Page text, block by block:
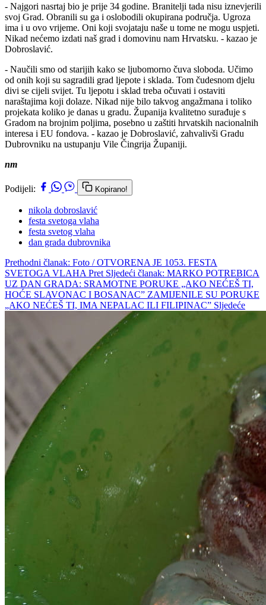
- Najgori nasrtaj bio je prije 34 godine. Branitelji tada nisu iznevjerili
svoj Grad. Obranili su ga i oslobodili okupirana područja. Ugroza
ima i u ovo vrijeme. Oni koji svojataju naše u tome ne mogu uspjeti.
Nikad nećemo izdati naš grad i domovinu nam Hrvatsku. - kazao je
Dobroslavić.
- Naučili smo od starijih kako se ljubomorno čuva sloboda. Učimo
od onih koji su sagradili grad ljepote i sklada. Tom čudesnom djelu
divi se cijeli svijet. Tu ljepotu i sklad treba očuvati i ostaviti
naraštajima koji dolaze. Nikad nije bilo takvog angažmana i toliko
projekata koliko je danas u gradu. Županija kvalitetno surađuje s
Gradom na brojnim poljima, posebno u zaštiti hrvatskih nacionalnih
interesa i EU fondova. - kazao je Dobroslavić, zahvalivši Gradu
Dubrovniku na ustupanju Vile Čingrija Županiji.
nm
Podijeli: Kopirano!
nikola dobroslavić
festa svetoga vlaha
festa svetog vlaha
dan grada dubrovnika
Prethodni članak: Foto / OTVORENA JE 1053. FESTA
SVETOGA VLAHA Pret Sljedeći članak: MARKO POTREBICA
UZ DAN GRADA: SRAMOTNE PORUKE „AKO NEĆEŠ TI,
HOĆE SLAVONAC I BOSANAC” ZAMIJENILE SU PORUKE
„AKO NEĆEŠ TI, IMA NEPALAC ILI FILIPINAC” Sljedeće